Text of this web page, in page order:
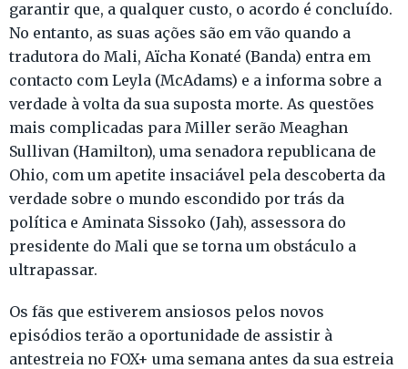
garantir que, a qualquer custo, o acordo é concluído.
No entanto, as suas ações são em vão quando a
tradutora do Mali, Aïcha Konaté (Banda) entra em
contacto com Leyla (McAdams) e a informa sobre a
verdade à volta da sua suposta morte. As questões
mais complicadas para Miller serão Meaghan
Sullivan (Hamilton), uma senadora republicana de
Ohio, com um apetite insaciável pela descoberta da
verdade sobre o mundo escondido por trás da
política e Aminata Sissoko (Jah), assessora do
presidente do Mali que se torna um obstáculo a
ultrapassar.
Os fãs que estiverem ansiosos pelos novos
episódios terão a oportunidade de assistir à
antestreia no FOX+ uma semana antes da sua estreia